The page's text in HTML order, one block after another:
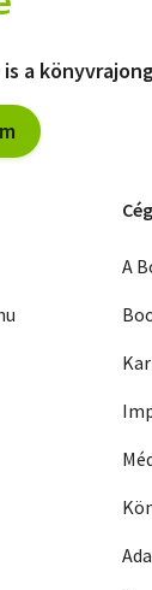
a
A